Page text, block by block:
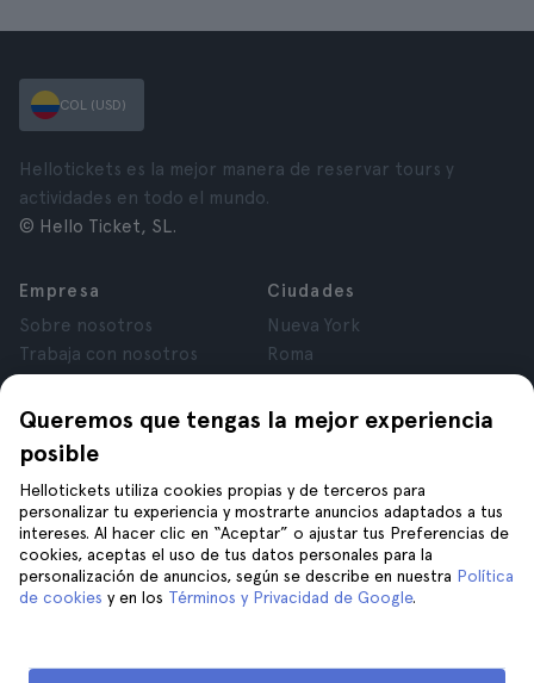
Queremos que tengas la mejor experiencia
posible
Hellotickets utiliza cookies propias y de terceros para
personalizar tu experiencia y mostrarte anuncios adaptados a tus
intereses. Al hacer clic en “Aceptar” o ajustar tus Preferencias de
cookies, aceptas el uso de tus datos personales para la
personalización de anuncios, según se describe en nuestra Política
de cookies y en los Términos y Privacidad de Google.
COL (USD)
Hellotickets es la mejor manera de reservar tours y
actividades en todo el mundo.
© Hello Ticket, SL.
Empresa
Sobre nosotros
Trabaja con nosotros
Opiniones
Privacidad
Términos y Condiciones
Aviso Legal
Cookies
Ciudades
Nueva York
Roma
Londres
Granada
Tenerife
Ayuda
Síguenos en